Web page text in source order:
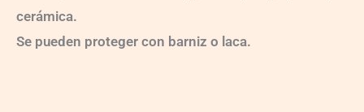
cerámica.
Se pueden proteger con barniz o laca.